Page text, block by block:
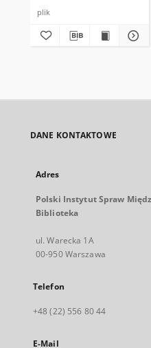
plik
DANE KONTAKTOWE
Adres
Polski Instytut Spraw
Biblioteka
ul. Warecka 1A
00-950 Warszawa
Telefon
+48 (22) 556 80 44
E-Mail